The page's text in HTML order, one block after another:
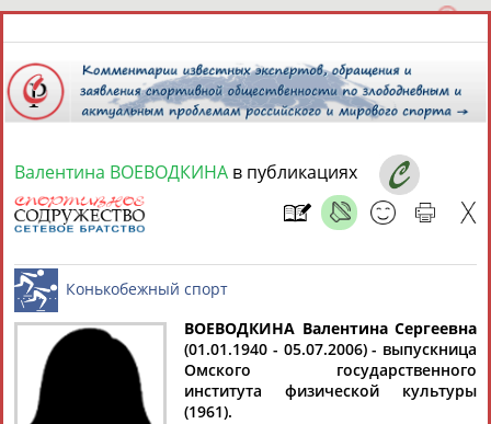
8 августа 2026 года,
СПОРТСМЕНЫ, ТРЕНЕРЫ И СПЕЦИАЛИСТЫ
Найдено: 13181персон Расширенный поиск
Валентина ВОЕВОДКИНА в публикациях
Конькобежный спорт
ВОЕВОДКИНА Валентина Сергеевна
(01.01.1940 - 05.07.2006) - выпускница
Омского государственного
института физической культуры
(1961).